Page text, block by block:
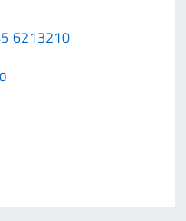
6213210